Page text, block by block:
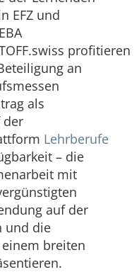
EFZ und
profitieren
an
als
der
Lehrberufe
– die
mit
auf der
und die
breiten